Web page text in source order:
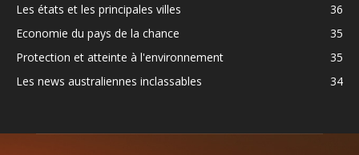
Les états et les principales villes
36
Economie du pays de la chance
35
Protection et atteinte à l'environnement
35
Les news australiennes inclassables
34